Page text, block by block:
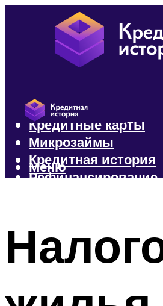
Кредиты
Кредитные карты
Микрозаймы
Кредитная история
Рефинансирование
Меню